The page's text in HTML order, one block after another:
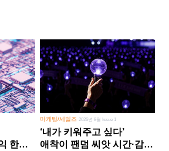
한계
마케팅/세일즈 2026년 8월 Issue 1
‘내가 키워주고 싶다’
애착이 팬덤 씨앗 시간·감정